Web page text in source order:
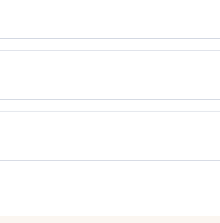
dba o cerę, redukując widoczność
POLYISOBUTENE, NIACINAMIDE,
CITRONELLOL, EUGENOL, GERANIOL,
pozostaw na noc od 6-8 godzin.